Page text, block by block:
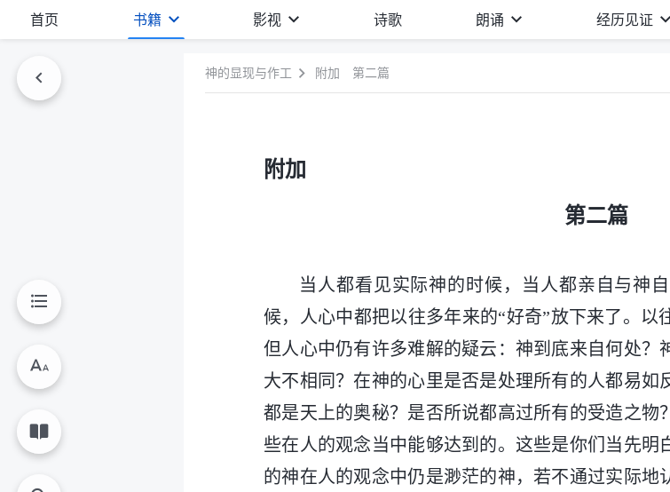
首页 书籍 影视 诗歌 朗诵 经历见证
神的显现与作工 附加 第二篇
附加
第二篇
当人都看见实际神的时候，当人都亲自与神
候，人心中都把以往多年来的“好奇”放下来了。以
但人心中仍有许多难解的疑云：神到底来自何处？
大不相同？在神的心里是否是处理所有的人都易如
都是天上的奥秘？是否所说都高过所有的受造之物
些在人的观念当中能够达到的。这些是你们当先明
的神在人的观念中仍是渺茫的神，若不通过实际地